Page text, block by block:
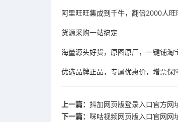
阿里旺旺集成到千牛，翻倍2000人
货源采购一站搞定
海量源头好货，原图原厂，一键铺淘
优选品牌正品，专属优惠价，增票保
上一篇： 抖加网页版登录入口官方网
下一篇： 咪咕视频网页版入口官网网